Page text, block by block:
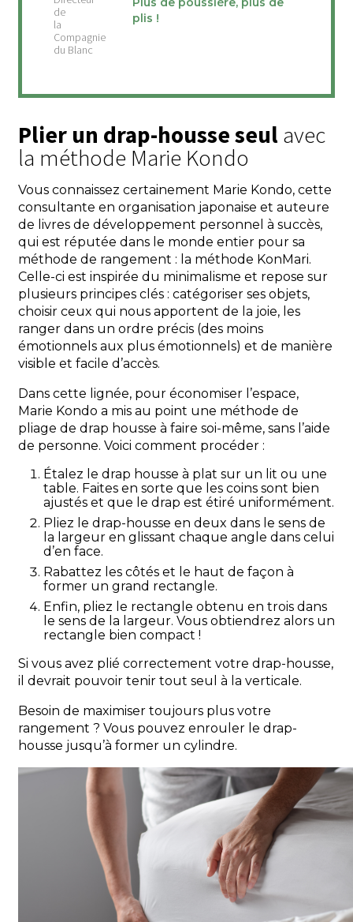
plis !
Plier un drap-housse seul avec
la méthode Marie Kondo
Vous connaissez certainement Marie Kondo, cette
consultante en organisation japonaise et auteure
de livres de développement personnel à succès,
qui est réputée dans le monde entier pour sa
méthode de rangement : la méthode KonMari.
Celle-ci est inspirée du minimalisme et repose sur
plusieurs principes clés : catégoriser ses objets,
choisir ceux qui nous apportent de la joie, les
ranger dans un ordre précis (des moins
émotionnels aux plus émotionnels) et de manière
visible et facile d’accès.
Dans cette lignée, pour économiser l’espace,
Marie Kondo a mis au point une méthode de
pliage de drap housse à faire soi-même, sans l’aide
de personne. Voici comment procéder :
Étalez le drap housse à plat sur un lit ou une
table. Faites en sorte que les coins sont bien
ajustés et que le drap est étiré uniformément.
Pliez le drap-housse en deux dans le sens de
la largeur en glissant chaque angle dans celui
d’en face.
Rabattez les côtés et le haut de façon à
former un grand rectangle.
Enfin, pliez le rectangle obtenu en trois dans
le sens de la largeur. Vous obtiendrez alors un
rectangle bien compact !
Si vous avez plié correctement votre drap-housse,
il devrait pouvoir tenir tout seul à la verticale.
Besoin de maximiser toujours plus votre
rangement ? Vous pouvez enrouler le drap-
housse jusqu’à former un cylindre.